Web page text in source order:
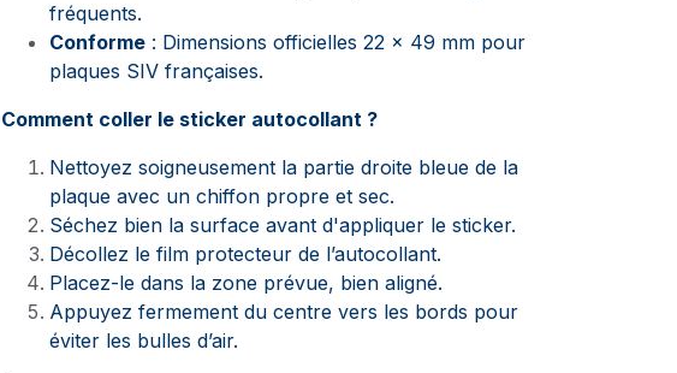
fréquents.
Conforme : Dimensions officielles 22 x 49 mm pour
plaques SIV françaises.
Comment coller le sticker autocollant ?
Nettoyez soigneusement la partie droite bleue de la
plaque avec un chiffon propre et sec.
Séchez bien la surface avant d'appliquer le sticker.
Décollez le film protecteur de l’autocollant.
Placez-le dans la zone prévue, bien aligné.
Appuyez fermement du centre vers les bords pour
éviter les bulles d’air.